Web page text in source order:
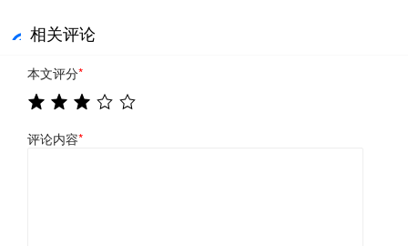
相关评论
本文评分*
评论内容*